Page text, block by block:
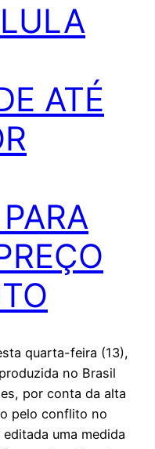
ATÉ
quarta-feira (13),
no Brasil
por conta da alta
pelo conflito no
uma medida